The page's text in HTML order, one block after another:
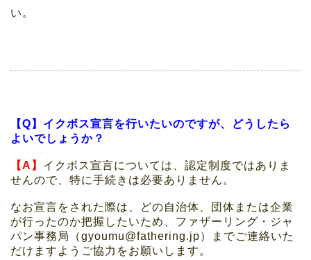
い。
【Q】イクボス宣言を行いたいのですが、どうしたら
よいでしょうか？
【A】 イクボス宣言については、認定制度ではありま
せんので、特に手続きは必要ありません。
なお宣言をされた際は、どの自治体、団体または企業
が行ったのか把握したいため、ファザーリング・ジャ
パン事務局（gyoumu@fathering.jp）までご連絡いた
だけますようご協力をお願いします。